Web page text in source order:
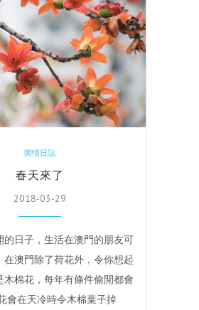
閒情日誌
春天來了
2018-03-29
的日子，生活在澳門的朋友可
在澳門除了荷花外，令你想起
木棉花，每年有條件偷閒都會
會在天冷時令木棉葉子掉